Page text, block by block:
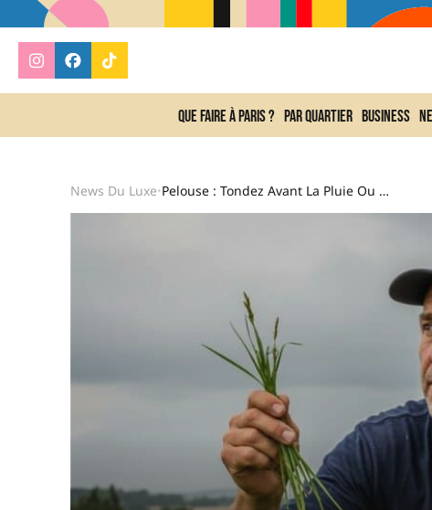
Que faire à Paris ? Par quartier Business
News Du Luxe• Pelouse : Tondez Avant La Pluie Ou Après Séchage Pour Préserver La Santé Du Gazon Et Votre Tondeuse